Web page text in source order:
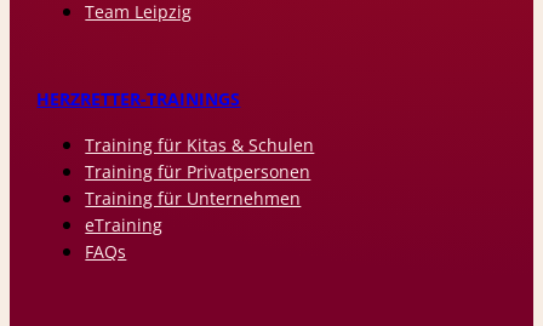
Team Leipzig
HERZRETTER-TRAININGS
Training für Kitas & Schulen
Training für Privatpersonen
Training für Unternehmen
eTraining
FAQs